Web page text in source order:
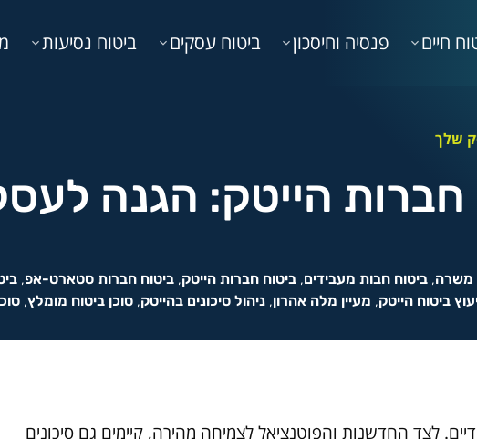
חיים פנסיה וחיסכון ביטוח עסקים ביטוח נסיעות
שלך
הייטק: הגנה
משרה, ביטוח חבות מעבידים, ביטוח חברות הייטק, ביטוח חברות סטארט-אפ,
ביטוח הייטק, מעיין מלה אהרון, ניהול סיכונים בהייטק, סוכן ביטוח מומלץ,
לצד החדשנות והפוטנציאל לצמיחה מהירה, קיימים גם סיכונים